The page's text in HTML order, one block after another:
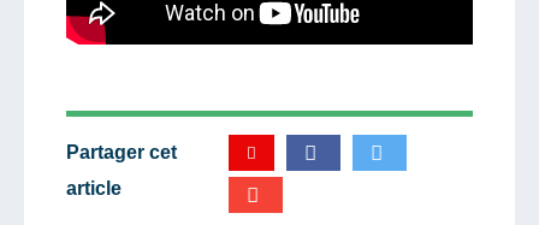
Partager cet
article